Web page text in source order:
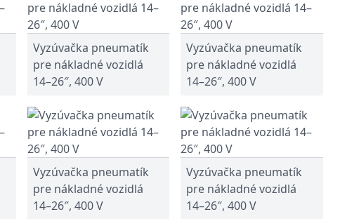
Vyzúvačka pneumatík
pre nákladné vozidlá
14–26″, 400 V
Vyzúvačka pneumatík
pre nákladné vozidlá
14–26″, 400 V
Vyzúvačka pneumatík
pre nákladné vozidlá
14–26″, 400 V
Vyzúvačka pneumatík
pre nákladné vozidlá
14–26″, 400 V